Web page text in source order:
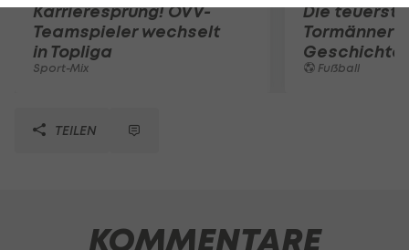
Karrieresprung! ÖVV-
Teamspieler wechselt
in Topliga
Sport-Mix
Die
Tormänner
Geschichte
Fußball
TEILEN
KOMMENTARE